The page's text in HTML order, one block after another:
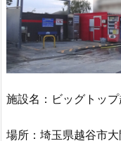
施設名：ビッグトップ
場所：埼玉県越谷市